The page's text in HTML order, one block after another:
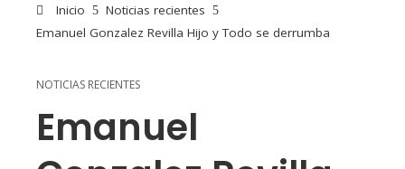
Inicio
Noticias recientes
Emanuel Gonzalez Revilla Hijo y Todo se derrumba
NOTICIAS RECIENTES
Emanuel